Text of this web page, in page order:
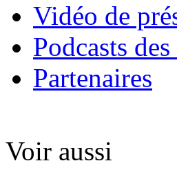
Vidéo de
Podcasts
Partenaires
Voir aussi